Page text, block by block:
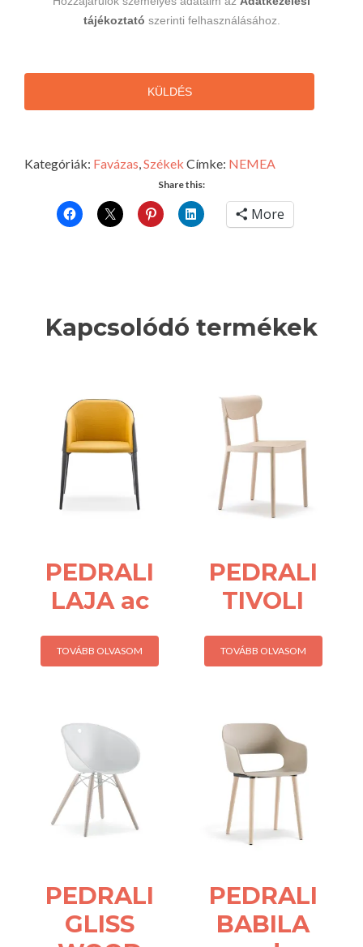
tájékoztató szerinti felhasználásához.
KÜLDÉS
Kategóriák: Favázas,Székek Címke: NEMEA
Share this:
More
Kapcsolódó termékek
PEDRALI
LAJA ac
TOVÁBB OLVASOM
PEDRALI
TIVOLI
TOVÁBB OLVASOM
PEDRALI
GLISS
PEDRALI
BABILA